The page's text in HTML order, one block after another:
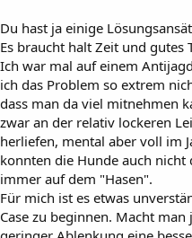
Du hast ja einige
Es braucht halt Zeit und gutes
Ich war mal auf einem
ich das Problem so extrem
dass man da viel mitnehmen
zwar an der relativ lockeren
herliefen, mental aber voll im
konnten die Hunde auch nicht
immer auf dem "Hasen".
Für mich ist es etwas
Case zu beginnen. Macht